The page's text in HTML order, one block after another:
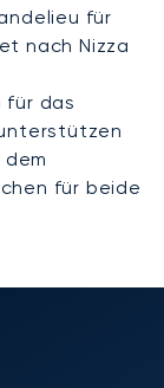
für
nach Nizza
für das
für beide